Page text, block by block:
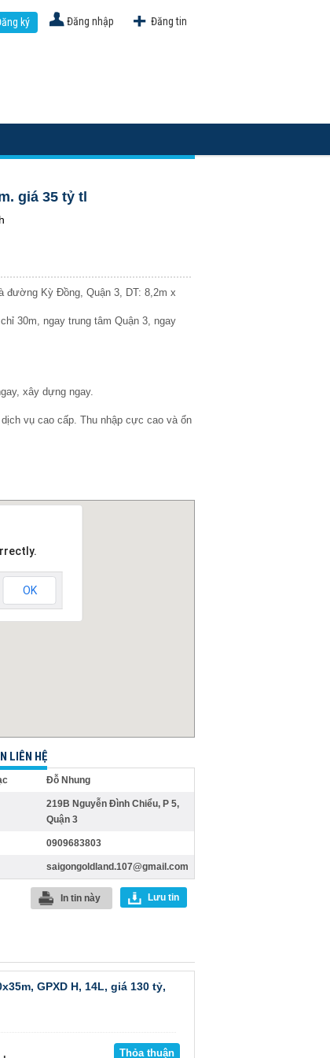
Đăng tin
Đăng nhập
ký
giá 35 tỷ tl
đường Kỳ Đồng, Quận 3, DT: 8,2m x
30m, ngay trung tâm Quận 3, ngay
xây dựng ngay.
vụ cao cấp. Thu nhập cực cao và ổn
OK
LIÊN HỆ
Đỗ Nhung
219B Nguyễn Đình Chiểu, P 5,
Quận 3
0909683803
saigongoldland.107@gmail.com
Lưu tin
In tin này
GPXD H, 14L, giá 130 tỷ,
Thỏa thuận